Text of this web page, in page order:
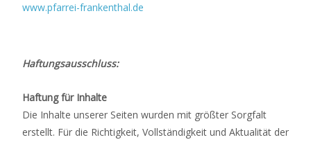
www.pfarrei-frankenthal.de
Haftungsausschluss:
Haftung für Inhalte
Die Inhalte unserer Seiten wurden mit größter Sorgfalt
erstellt. Für die Richtigkeit, Vollständigkeit und Aktualität der